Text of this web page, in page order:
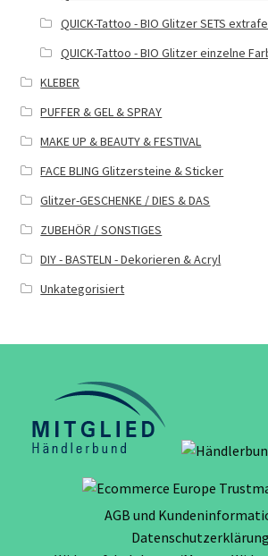
QUICK-Tattoo - BIO Glitzer SETS
QUICK-Tattoo - BIO Glitzer einzelne
KLEBER
PUFFER & GEL & SPRAY
MAKE UP & BEAUTY & FESTIVAL
FACE BLING Glitzersteine & Sticker
Glitzer-GESCHENKE / DIES & DAS
ZUBEHÖR / SONSTIGES
DIY - BASTELN - Dekorieren & Acryl
Unkategorisiert
AGB und
Datenschutzerklärung